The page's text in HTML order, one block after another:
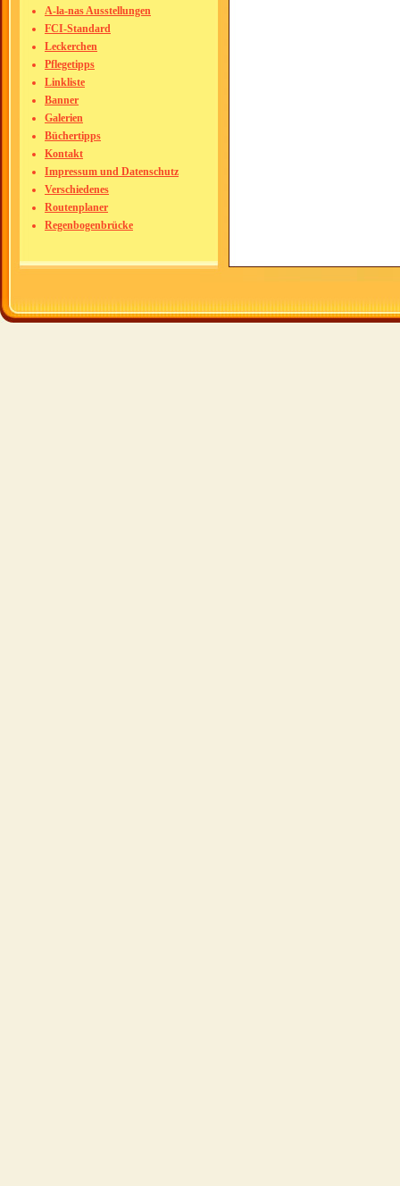
A-la-nas Ausstellungen
FCI-Standard
Leckerchen
Pflegetipps
Linkliste
Banner
Galerien
Büchertipps
Kontakt
Impressum und Datenschutz
Verschiedenes
Routenplaner
Regenbogenbrücke